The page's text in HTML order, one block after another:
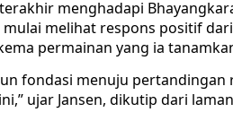
menghadapi
mulai melihat respons positif
permainan yang ia
fondasi menuju
ujar Jansen, dikutip dari